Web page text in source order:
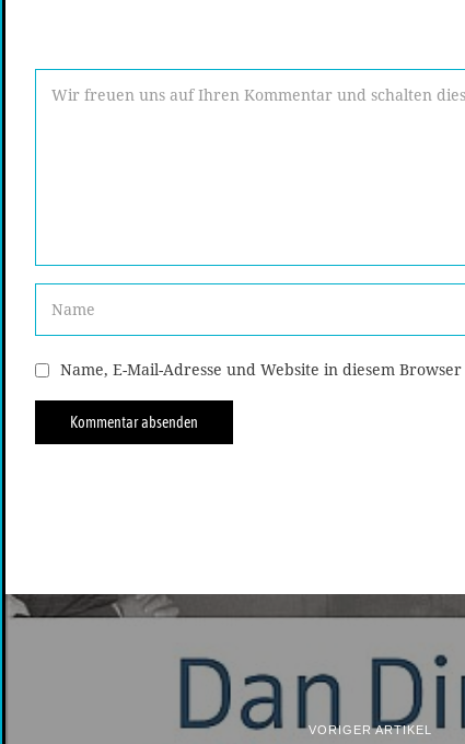
Name, E-Mail-Adresse und Website in diesem
VORIGER ARTIKEL